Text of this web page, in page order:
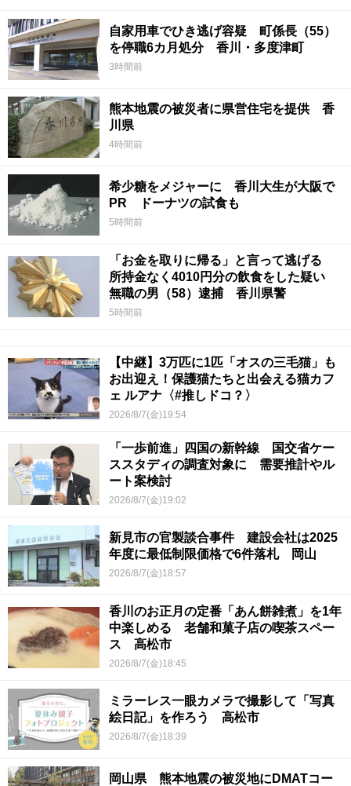
自家用車でひき逃げ容疑 町係長（55）
を停職6カ月処分 香川・多度津町
3時間前
熊本地震の被災者に県営住宅を提供 香
川県
4時間前
希少糖をメジャーに 香川大生が大阪で
PR ドーナツの試食も
5時間前
「お金を取りに帰る」と言って逃げる
所持金なく4010円分の飲食をした疑い
無職の男（58）逮捕 香川県警
5時間前
【中継】3万匹に1匹「オスの三毛猫」も
お出迎え！保護猫たちと出会える猫カフ
ェ ルアナ〈#推しドコ？〉
2026/8/7(金)19:54
「一歩前進」四国の新幹線 国交省ケー
ススタディの調査対象に 需要推計やル
ート案検討
2026/8/7(金)19:02
新見市の官製談合事件 建設会社は2025
年度に最低制限価格で6件落札 岡山
2026/8/7(金)18:57
香川のお正月の定番「あん餅雑煮」を1年
中楽しめる 老舗和菓子店の喫茶スペー
ス 高松市
2026/8/7(金)18:45
ミラーレス一眼カメラで撮影して「写真
絵日記」を作ろう 高松市
2026/8/7(金)18:39
岡山県 熊本地震の被災地にDMATコー